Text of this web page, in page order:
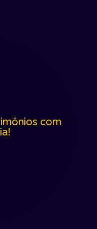
com